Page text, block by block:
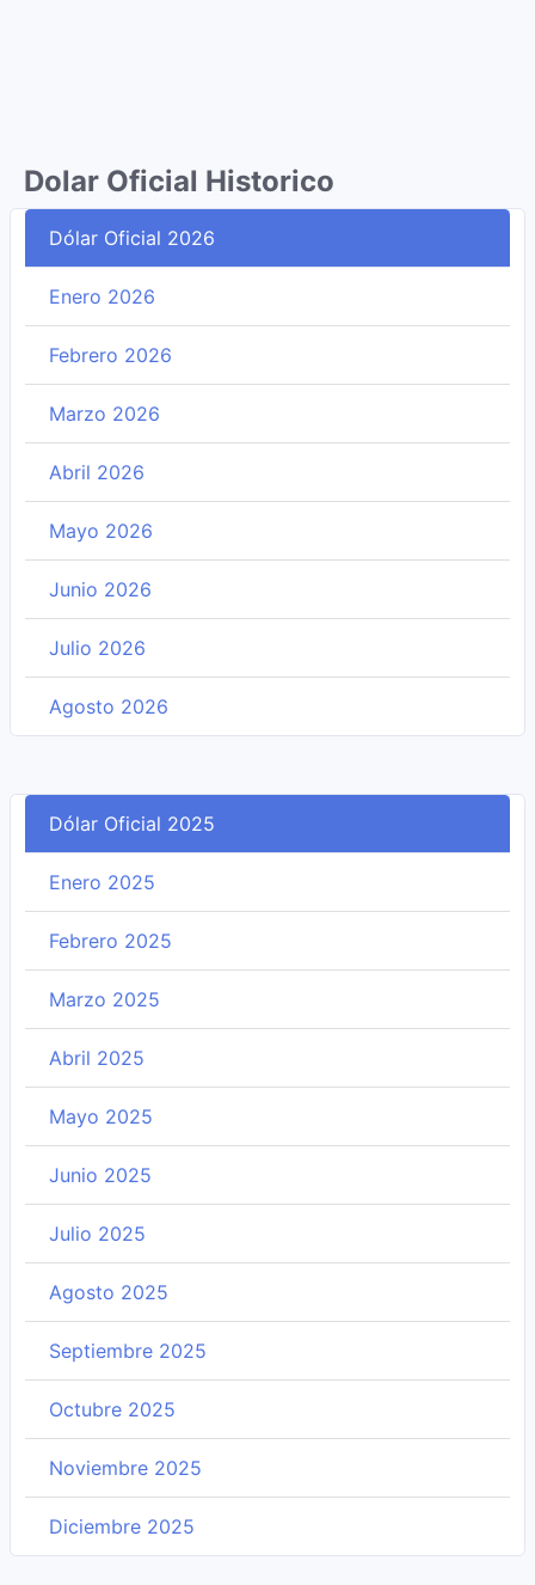
Dolar Oficial Historico
Dólar Oficial 2026
Enero 2026
Febrero 2026
Marzo 2026
Abril 2026
Mayo 2026
Junio 2026
Julio 2026
Agosto 2026
Dólar Oficial 2025
Enero 2025
Febrero 2025
Marzo 2025
Abril 2025
Mayo 2025
Junio 2025
Julio 2025
Agosto 2025
Septiembre 2025
Octubre 2025
Noviembre 2025
Diciembre 2025